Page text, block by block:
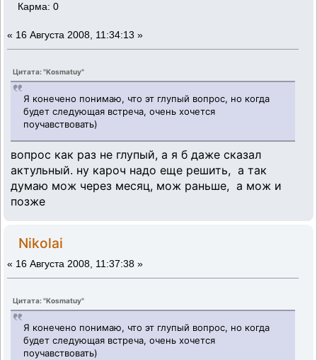
Карма: 0
« 16 Августа 2008, 11:34:13 »
Цитата: "Kosmatuy"
Я конечено понимаю, что эт глупый вопрос, но когда
будет следующая встреча, очень хочется
поучавствовать)
вопрос как раз не глупый, а я б даже сказал
актульный. ну кароч надо еще решить, а так
думаю мож через месяц, мож раньше, а мож и
позже
Nikolai
« 16 Августа 2008, 11:37:38 »
Цитата: "Kosmatuy"
Я конечено понимаю, что эт глупый вопрос, но когда
будет следующая встреча, очень хочется
поучавствовать)